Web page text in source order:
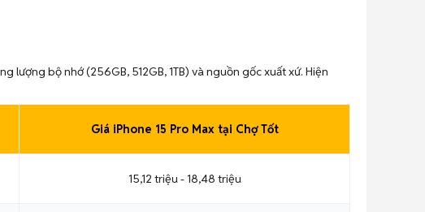
lượng bộ nhớ (256GB, 512GB, 1TB) và nguồn gốc xuất xứ. Hiện
Giá iPhone 15 Pro Max tại Chợ Tốt
15,12 triệu - 18,48 triệu